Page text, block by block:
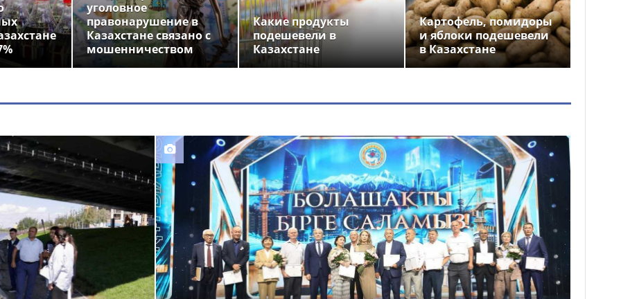
уголовное
правонарушение в
Казахстане связано с
мошенничеством
Какие продукты
подешевели в
Казахстане
Картофель, помидоры
и яблоки подешевели
в Казахстане